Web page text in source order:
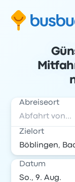
Abreiseort
Zielort
Datum